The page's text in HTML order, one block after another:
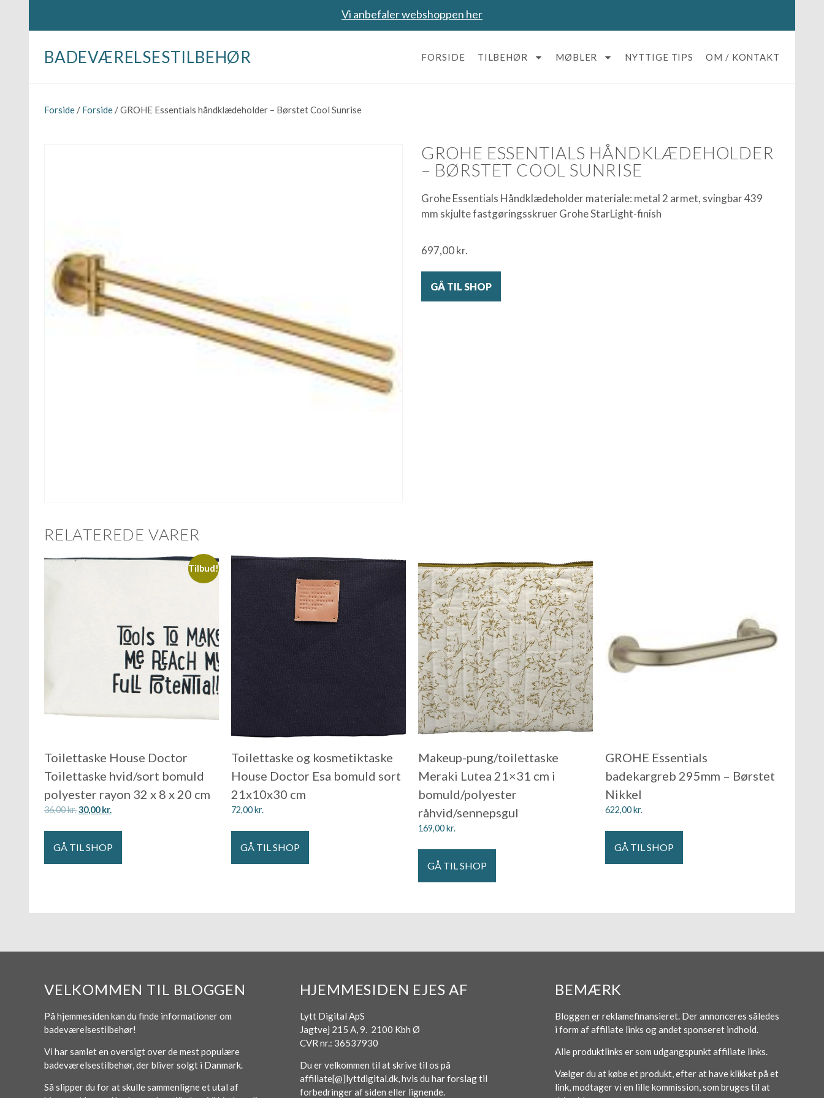
Vi anbefaler webshoppen her
BADEVÆRELSESTILBEHØR FORSIDE TILBEHØR MØBLER NYTTIGE TIPS OM / KONTAKT
Forside / Forside / GROHE Essentials håndklædeholder – Børstet Cool Sunrise
GROHE ESSENTIALS HÅNDKLÆDEHOLDER
– BØRSTET COOL SUNRISE
Grohe Essentials Håndklædeholder materiale: metal 2 armet, svingbar 439
mm skjulte fastgøringsskruer Grohe StarLight-finish
697,00kr.
GÅ TIL SHOP
RELATEREDE VARER
Tilbud!
Toilettaske House Doctor
Toilettaske hvid/sort bomuld
polyester rayon 32 x 8 x 20 cm
36,00kr.30,00kr.
GÅ TIL SHOP
Toilettaske og kosmetiktaske
House Doctor Esa bomuld sort
21x10x30 cm
72,00kr.
GÅ TIL SHOP
Makeup-pung/toilettaske
Meraki Lutea 21×31 cm i
bomuld/polyester
råhvid/sennepsgul
169,00kr.
GÅ TIL SHOP
GROHE Essentials
badekargreb 295mm – Børstet
Nikkel
622,00kr.
GÅ TIL SHOP
VELKOMMEN TIL BLOGGEN
På hjemmesiden kan du finde informationer om
badeværelsestilbehør!
Vi har samlet en oversigt over de mest populære
badeværelsestilbehør, der bliver solgt i Danmark.
Så slipper du for at skulle sammenligne et utal af
HJEMMESIDEN EJES AF
Lytt Digital ApS
Jagtvej 215 A, 9. 2100 Kbh Ø
CVR nr.: 36537930
Du er velkommen til at skrive til os på
affiliate[@]lyttdigital.dk, hvis du har forslag til
forbedringer af siden eller lignende.
BEMÆRK
Bloggen er reklamefinansieret. Der annonceres således
i form af affiliate links og andet sponseret indhold.
Alle produktlinks er som udgangspunkt affiliate links.
Vælger du at købe et produkt, efter at have klikket på et
link, modtager vi en lille kommission, som bruges til at